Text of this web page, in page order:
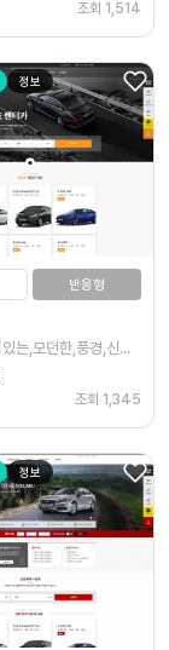
조회 1,514
정보
반응형
안정적인,신뢰있는,모던한,풍경,신체일부,제품,주황
조회 1,345
정보